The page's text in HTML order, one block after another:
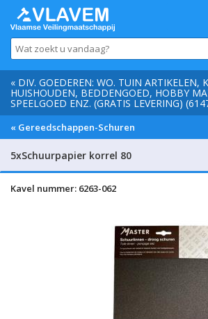
« DIV. GOEDEREN: WO. TUIN ARTIKELEN,
HUISHOUDEN, BEDDENGOED, HOBBY
SPEELGOED ENZ. (GRATIS LEVERING)
« Gereedschappen-Schuren
5xSchuurpapier korrel 80
Kavel nummer: 6263-062